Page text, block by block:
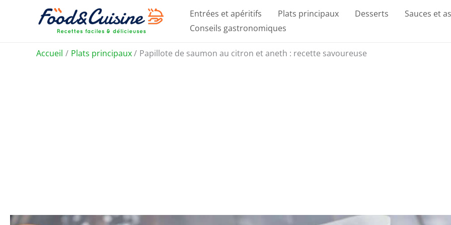
Entrées et apéritifs Plats principaux Desserts Sauces et
Conseils gastronomiques
Accueil Plats principaux Papillote de saumon au citron et aneth : recette savoureuse